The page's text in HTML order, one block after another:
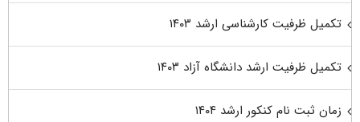
تکمیل ظرفیت کارشناسی ارشد ۱۴۰۳
تکمیل ظرفیت ارشد دانشگاه آزاد ۱۴۰۳
زمان ثبت نام کنکور ارشد ۱۴۰۴